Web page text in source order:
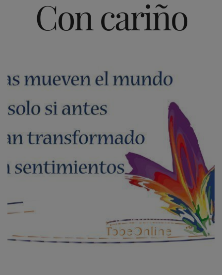
Con cariño